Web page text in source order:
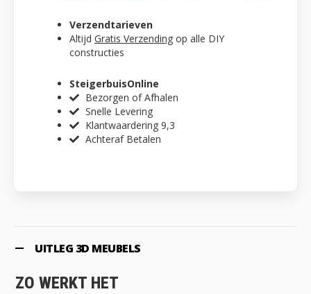
Verzendtarieven
Altijd Gratis Verzending op alle DIY
constructies
SteigerbuisOnline
Bezorgen of Afhalen
Snelle Levering
Klantwaardering 9,3
Achteraf Betalen
UITLEG 3D MEUBELS
ZO WERKT HET